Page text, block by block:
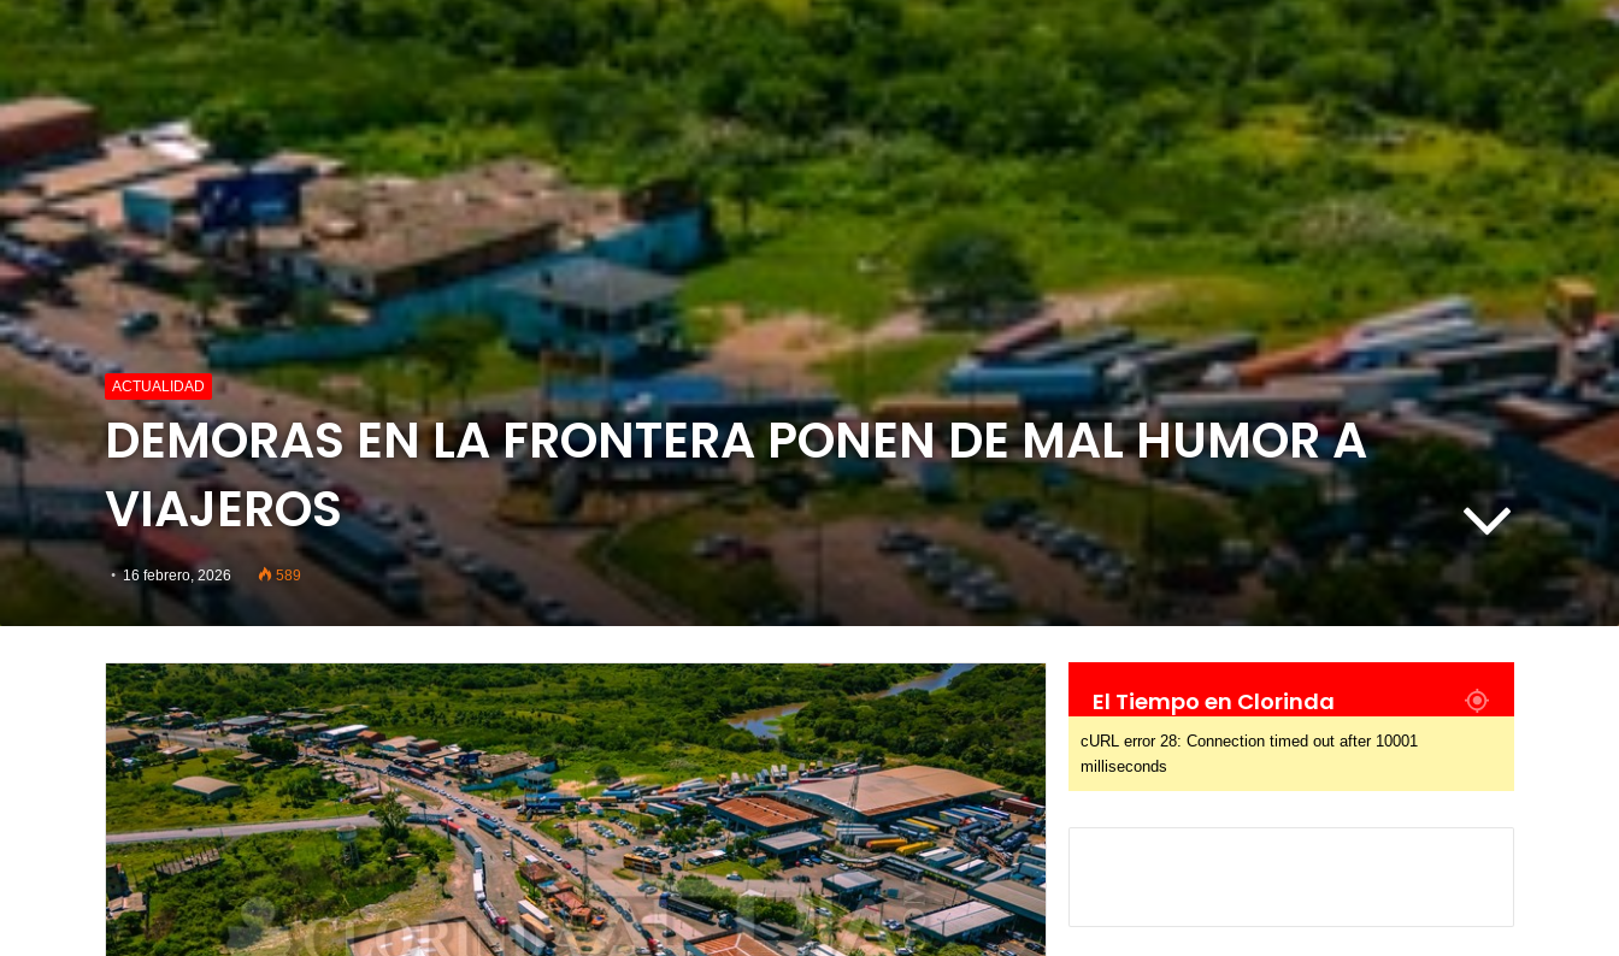
ACTUALIDAD
DEMORAS EN LA FRONTERA PONEN DE MAL HUMOR A
VIAJEROS
16 febrero, 2026 589
El Tiempo en Clorinda
cURL error 28: Connection timed out after 10001
milliseconds